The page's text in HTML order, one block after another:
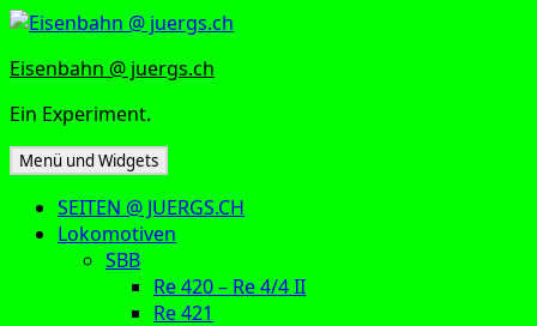
Zum
springen
Eisenbahn @ juergs.ch
Ein Experiment.
Menü und Widgets
SEITEN @ JUERGS.CH
Lokomotiven
SBB
Re 420 – Re 4/4 II
Re 421